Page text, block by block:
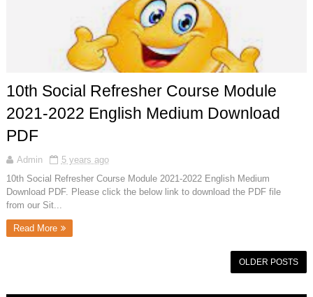
10th Social Refresher Course Module
2021-2022 English Medium Download
PDF
Admin
5 years ago
10th Social Refresher Course Module 2021-2022 English Medium
Download PDF. Please click the below link to download the PDF file
from our Sit...
Read More
OLDER POSTS